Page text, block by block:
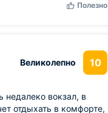
Полезно
Великолепно 10
вокзал, в
отдыхать в комфорте,